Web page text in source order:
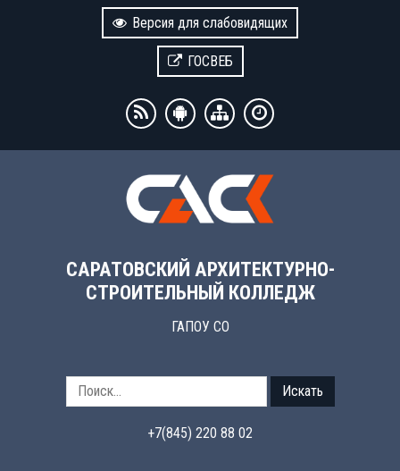
Версия для слабовидящих
ГОСВЕБ
САРАТОВСКИЙ АРХИТЕКТУРНО-
СТРОИТЕЛЬНЫЙ КОЛЛЕДЖ
ГАПОУ СО
Искать
+7(845) 220 88 02